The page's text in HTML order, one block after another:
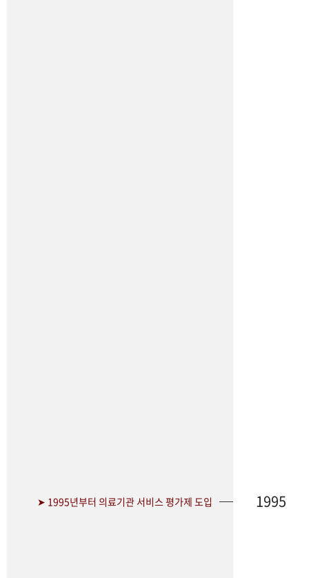
➤ 1995년부터 의료기관 서비스 평가제 도입 1995